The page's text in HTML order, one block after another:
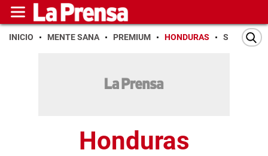
INICIO MENTE SANA PREMIUM HONDURAS SAN PEDRO
Honduras